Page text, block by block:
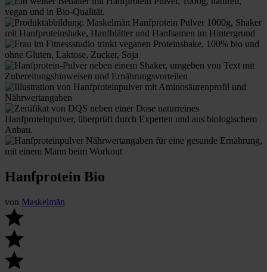
Hanfprotein Bio
von Maskelmän